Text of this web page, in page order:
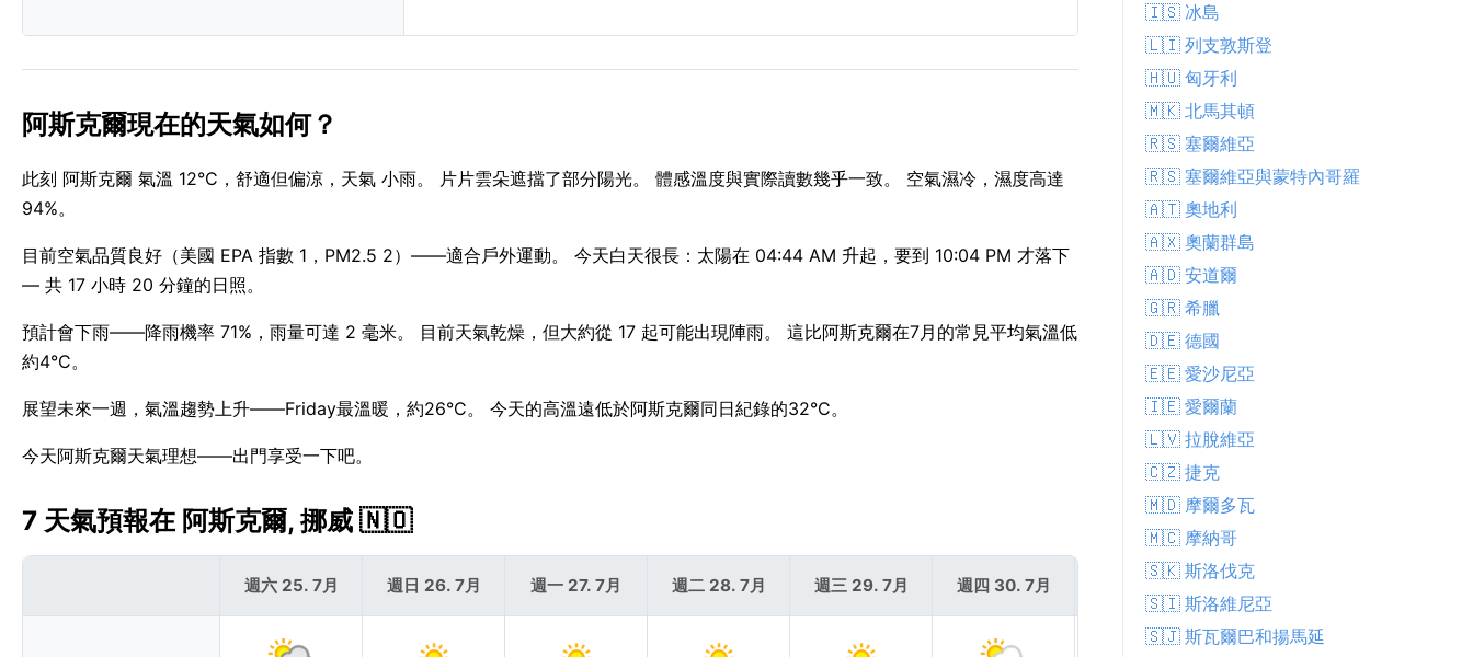
阿斯克爾現在的天氣如何？
此刻 阿斯克爾 氣溫 12°C，舒適但偏涼，天氣 小雨。 片片雲朵遮擋了部分陽光。 體感溫度與實際讀數幾乎一致。 空氣濕冷，濕度高達
94%。
目前空氣品質良好（美國 EPA 指數 1，PM2.5 2）——適合戶外運動。 今天白天很長：太陽在 04:44 AM 升起，要到 10:04 PM 才落下
— 共 17 小時 20 分鐘的日照。
預計會下雨——降雨機率 71%，雨量可達 2 毫米。 目前天氣乾燥，但大約從 17 起可能出現陣雨。 這比阿斯克爾在7月的常見平均氣溫低
約4°C。
展望未來一週，氣溫趨勢上升——Friday最溫暖，約26°C。 今天的高溫遠低於阿斯克爾同日紀錄的32°C。
今天阿斯克爾天氣理想——出門享受一下吧。
7 天氣預報在 阿斯克爾, 挪威 🇳🇴
週六 25. 7月 週日 26. 7月 週一 27. 7月 週二 28. 7月 週三 29. 7月 週四 30. 7月 週五 31. 7月
🇮🇸 冰島
🇱🇮 列支敦斯登
🇭🇺 匈牙利
🇲🇰 北馬其頓
🇷🇸 塞爾維亞
🇷🇸 塞爾維亞與蒙特內哥羅
🇦🇹 奧地利
🇦🇽 奧蘭群島
🇦🇩 安道爾
🇬🇷 希臘
🇩🇪 德國
🇪🇪 愛沙尼亞
🇮🇪 愛爾蘭
🇱🇻 拉脫維亞
🇨🇿 捷克
🇲🇩 摩爾多瓦
🇲🇨 摩納哥
🇸🇰 斯洛伐克
🇸🇮 斯洛維尼亞
🇸🇯 斯瓦爾巴和揚馬延